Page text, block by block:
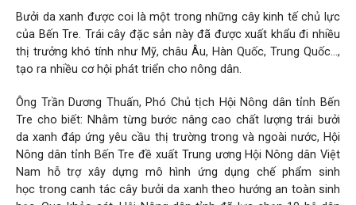
Bưởi da xanh được coi là một trong những cây kinh tế chủ lực
của Bến Tre. Trái cây đặc sản này đã được xuất khẩu đi nhiều
thị trưởng khó tính như Mỹ, châu Âu, Hàn Quốc, Trung Quốc…,
tạo ra nhiều cơ hội phát triển cho nông dân.
Ông Trần Dương Thuấn, Phó Chủ tịch Hội Nông dân tỉnh Bến
Tre cho biết: Nhằm từng bước nâng cao chất lượng trái bưởi
da xanh đáp ứng yêu cầu thị trường trong và ngoài nước, Hội
Nông dân tỉnh Bến Tre đề xuất Trung ương Hội Nông dân Việt
Nam hỗ trợ xây dựng mô hình ứng dụng chế phẩm sinh
học trong canh tác cây bưởi da xanh theo hướng an toàn sinh